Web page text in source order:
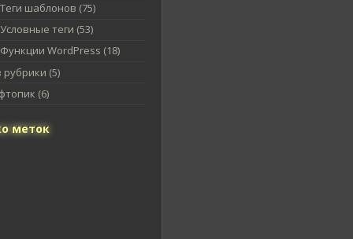
Теги шаблонов (75)
Условные теги (53)
Функции WordPress (18)
рубрики (5)
(6)
меток